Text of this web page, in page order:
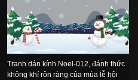
Tranh dán kính Noel-012, đánh thức
không khí rộn ràng của mùa lễ hội